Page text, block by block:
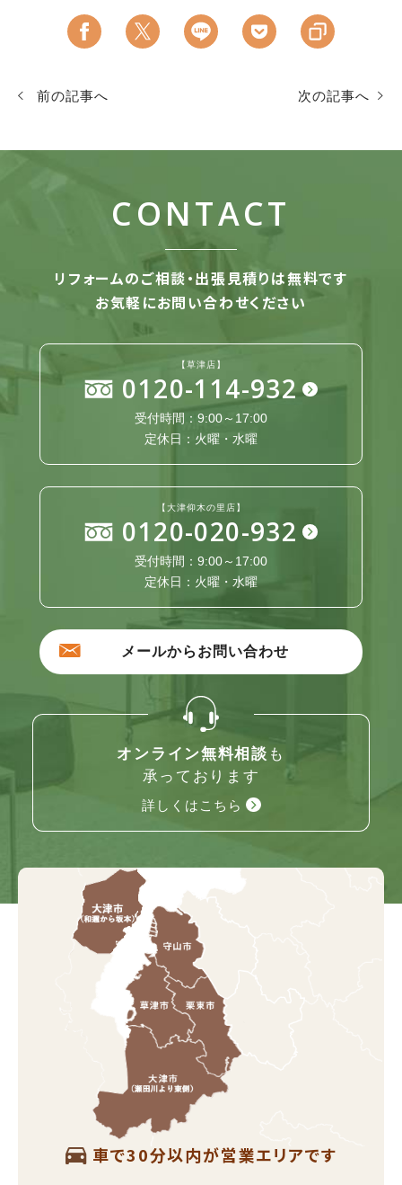
前の記事へ 次の記事へ
CONTACT
リフォームのご相談・出張見積りは無料です
お気軽にお問い合わせください
【草津店】
0120-114-932
受付時間：9:00～17:00
定休日：火曜・水曜
【大津仰木の里店】
0120-020-932
受付時間：9:00～17:00
定休日：火曜・水曜
メールからお問い合わせ
オンライン無料相談 も
承っております
詳しくはこちら
車で30分以内が営業エリアです